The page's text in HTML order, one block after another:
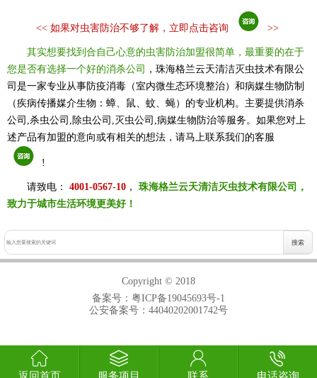
<< 如果对虫害防治不够了解，立即点击咨询 >>
其实想要找到合自己心意的虫害防治加盟很简单，最重要的在于
您是否有选择一个好的消杀公司
，珠海格兰云天清洁灭虫技术有限公
司是一家专业从事防疫消毒（室内微生态环境整治）和病媒生物防制
（疾病传播媒介生物：蟑、鼠、蚊、蝇）的专业机构。主要提供消杀
公司,杀虫公司,除虫公司,灭虫公司,病媒生物防治等服务。如果您对上
述产品有加盟的意向或有相关的想法，请马上联系我们的客服
!
请致电： 4001-0567-10 ， 珠海格兰云天清洁灭虫技术有限公司，
致力于城市生活环境更美好！
Copyright © 2018
备案号： 粤ICP备19045693号-1
公安备案号：44040202001742号